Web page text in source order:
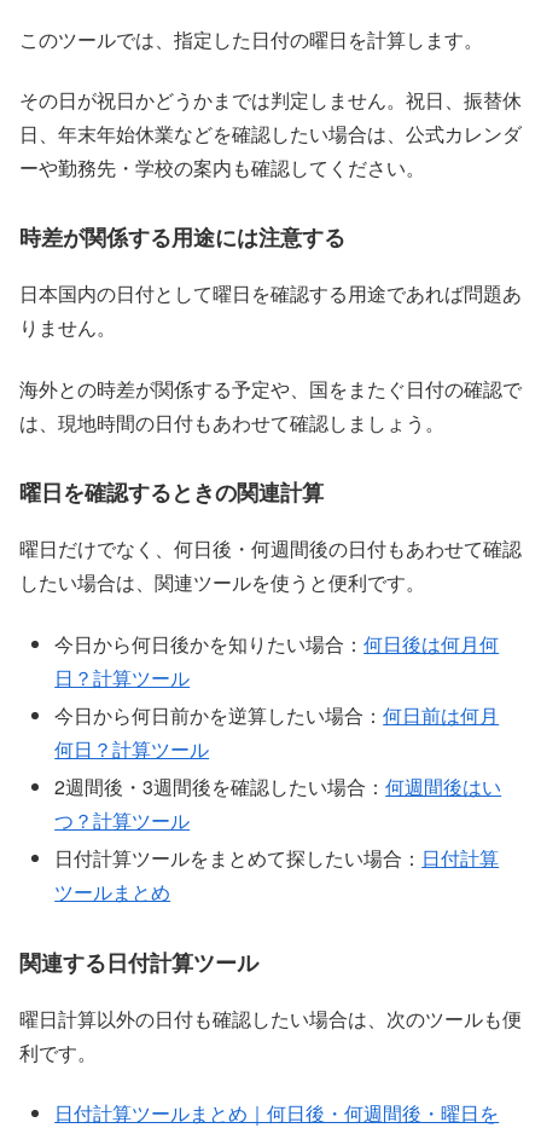
このツールでは、指定した日付の曜日を計算します。
その日が祝日かどうかまでは判定しません。祝日、振替休
日、年末年始休業などを確認したい場合は、公式カレンダ
ーや勤務先・学校の案内も確認してください。
時差が関係する用途には注意する
日本国内の日付として曜日を確認する用途であれば問題あ
りません。
海外との時差が関係する予定や、国をまたぐ日付の確認で
は、現地時間の日付もあわせて確認しましょう。
曜日を確認するときの関連計算
曜日だけでなく、何日後・何週間後の日付もあわせて確認
したい場合は、関連ツールを使うと便利です。
今日から何日後かを知りたい場合：何日後は何月何
日？計算ツール
今日から何日前かを逆算したい場合：何日前は何月
何日？計算ツール
2週間後・3週間後を確認したい場合：何週間後はい
つ？計算ツール
日付計算ツールをまとめて探したい場合： 日付計算
ツールまとめ
関連する日付計算ツール
曜日計算以外の日付も確認したい場合は、次のツールも便
利です。
日付計算ツールまとめ｜何日後・何週間後・曜日を